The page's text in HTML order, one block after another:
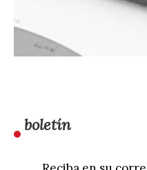
boletín